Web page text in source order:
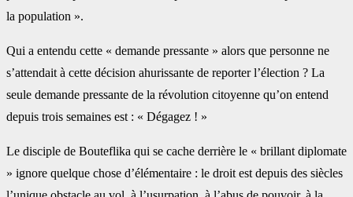
la population ».
Qui a entendu cette « demande pressante » alors que personne ne
s’attendait à cette décision ahurissante de reporter l’élection ? La
seule demande pressante de la révolution citoyenne qu’on entend
depuis trois semaines est : « Dégagez ! »
Le disciple de Bouteflika qui se cache derrière le « brillant diplomate
» ignore quelque chose d’élémentaire : le droit est depuis des siècles